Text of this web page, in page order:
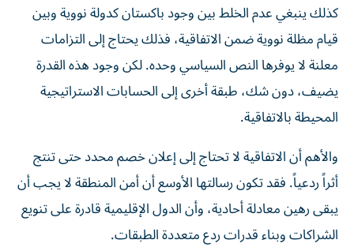
كذلك ينبغي عدم الخلط بين وجود باكستان كدولة نووية وبين
قيام مظلة نووية ضمن الاتفاقية، فذلك يحتاج إلى التزامات
معلنة لا يوفرها النص السياسي وحده. لكن وجود هذه القدرة
يضيف، دون شك، طبقة أخرى إلى الحسابات الاستراتيجية
المحيطة بالاتفاقية.
والأهم أن الاتفاقية لا تحتاج إلى إعلان خصم محدد حتى تنتج
أثراً ردعياً. فقد تكون رسالتها الأوسع أن أمن المنطقة لا يجب أن
يبقى رهين معادلة أحادية، وأن الدول الإقليمية قادرة على تنويع
الشراكات وبناء قدرات ردع متعددة الطبقات.